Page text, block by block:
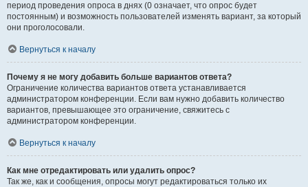
период проведения опроса в днях (0 означает, что опрос будет
постоянным) и возможность пользователей изменять вариант, за который
они проголосовали.
Вернуться к началу
Почему я не могу добавить больше вариантов ответа?
Ограничение количества вариантов ответа устанавливается
администратором конференции. Если вам нужно добавить количество
вариантов, превышающее это ограничение, свяжитесь с
администратором конференции.
Вернуться к началу
Как мне отредактировать или удалить опрос?
Так же, как и сообщения, опросы могут редактироваться только их